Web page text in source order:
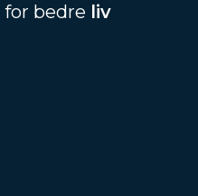
for bedre liv